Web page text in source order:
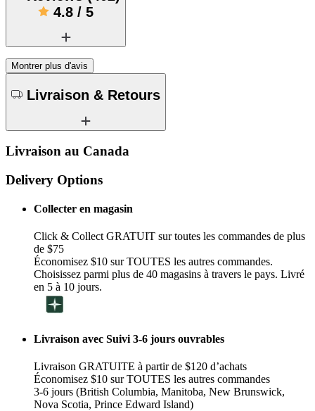
4.8 / 5
Montrer plus d'avis
Livraison & Retours
Livraison au Canada
Delivery Options
Collecter en magasin
Click & Collect GRATUIT sur toutes les commandes de plus
de $75
Économisez $10 sur TOUTES les autres commandes.
Choisissez parmi plus de 40 magasins à travers le pays. Livré
en 5 à 10 jours.
Livraison avec Suivi 3-6 jours ouvrables
Livraison GRATUITE à partir de $120 d’achats
Économisez $10 sur TOUTES les autres commandes
3-6 jours (British Columbia, Manitoba, New Brunswick,
Nova Scotia, Prince Edward Island)